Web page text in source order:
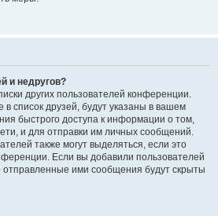
и недругов?
других пользователей конференции.
список друзей, будут указаны в вашем
быстрого доступа к информации о том,
и для отправки им личных сообщений.
также могут выделяться, если это
Если вы добавили пользователей
отправленные ими сообщения будут скрыты